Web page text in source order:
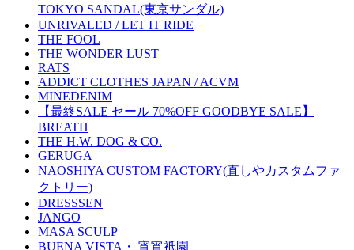
TOKYO SANDAL(東京サンダル)
UNRIVALED / LET IT RIDE
THE FOOL
THE WONDER LUST
RATS
ADDICT CLOTHES JAPAN / ACVM
MINEDENIM
【最終SALE セール 70%OFF GOODBYE SALE】
BREATH
THE H.W. DOG & CO.
GERUGA
NAOSHIYA CUSTOM FACTORY(直しやカスタムファ
クトリー)
DRESSSEN
JANGO
MASA SCULP
BUENA VISTA・ 宵宵祇園